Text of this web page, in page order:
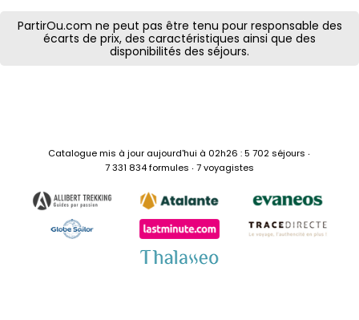
PartirOu.com ne peut pas être tenu pour responsable des
écarts de prix, des caractéristiques ainsi que des
disponibilités des séjours.
Catalogue mis à jour aujourd'hui à 02h26 : 5 702 séjours ‧
7 331 834 formules ‧ 7 voyagistes